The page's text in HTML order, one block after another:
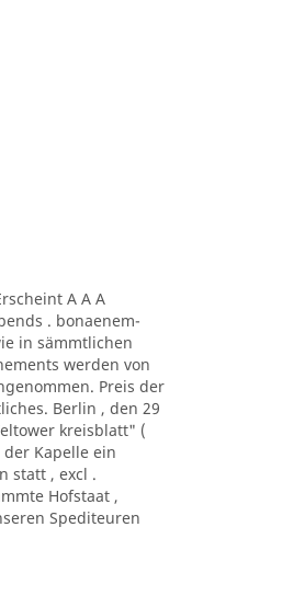
A A A
. bonaenem-
in sämmtlichen
werden von
Preis der
Berlin , den 29
kreisblatt" (
Kapelle ein
statt , excl .
Hofstaat ,
Spediteuren